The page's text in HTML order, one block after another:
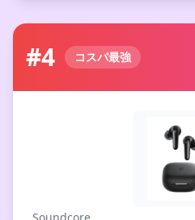
#4 コスパ最強